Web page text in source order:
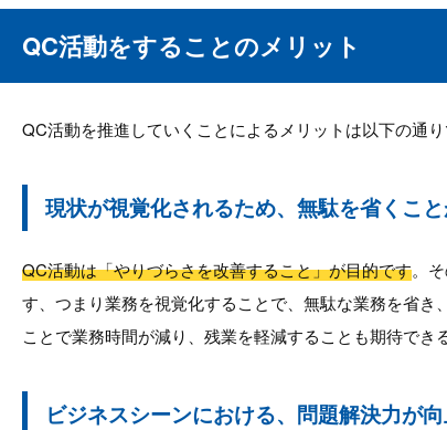
QC活動をすることのメリット
QC活動を推進していくことによるメリットは以下の通り
現状が視覚化されるため、無駄を省くこ
QC活動は「やりづらさを改善すること」が目的です。
す、つまり業務を視覚化することで、無駄な業務を省
ことで業務時間が減り、残業を軽減することも期待でき
ビジネスシーンにおける、問題解決力が